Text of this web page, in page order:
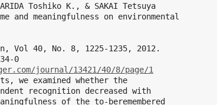
Toshiko K., & SAKAI Tetsuya
meaningfulness on environmental
Vol 40, No. 8, 1225-1235, 2012.
0
journal/13421/40/8/page/1
we examined whether the
recognition decreased with
of the to-beremembered